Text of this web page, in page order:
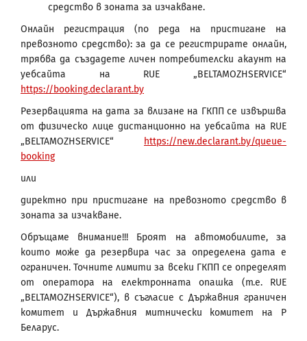
средство в зоната за изчакване.
Онлайн регистрация (по реда на пристигане на
превозното средство): за да се регистрирате онлайн,
трябва да създадете личен потребителски акаунт на
уебсайта на RUE „BELTAMOZHSERVICE“
https://booking.declarant.by
Резервацията на дата за влизане на ГКПП се извършва
от физическо лице дистанционно на уебсайта на RUE
„BELTAMOZHSERVICE“
https://new.declarant.by/queue-
booking
или
директно при пристигане на превозното средство в
зоната за изчакване.
Обръщаме внимание!!! Броят на автомобилите, за
които може да резервира час за определена дата е
ограничен. Точните лимити за всеки ГКПП се определят
от оператора на електронната опашка (т.е. RUE
„BELTAMOZHSERVICE“), в съгласие с Държавния граничен
комитет и Държавния митнически комитет на Р
Беларус.